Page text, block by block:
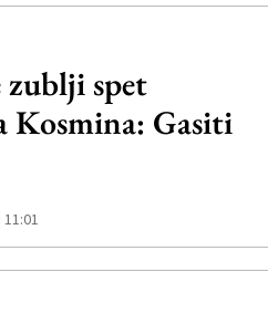
zublji spet
Kosmina: Gasiti
11:01